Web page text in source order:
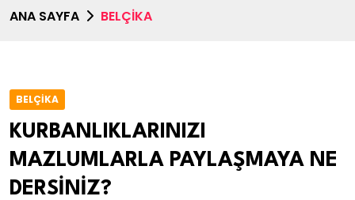
ANA SAYFA BELÇİKA
BELÇİKA
KURBANLIKLARINIZI
MAZLUMLARLA PAYLAŞMAYA NE
DERSİNİZ?